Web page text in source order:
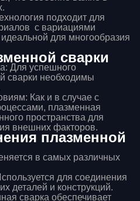
подходит для
с вариациями
для многообразия
сварки
Для успешного
сварки необходимы
Как и в случае с
плазменная
пространства для
внешних факторов.
плазменной
в самых различных
для соединения
деталей и конструкций.
сварка обеспечивает